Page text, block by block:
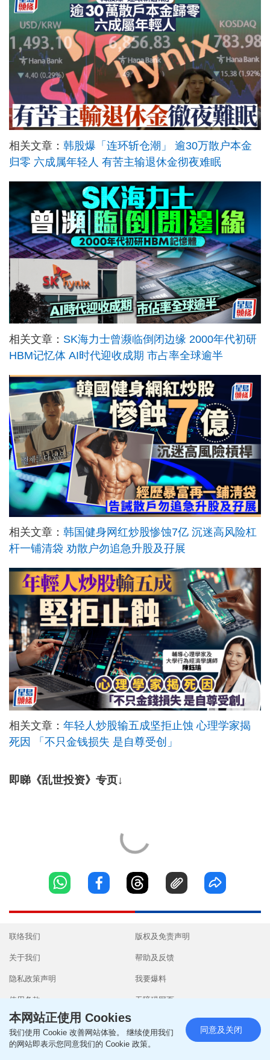
相关文章： 韩股爆「连环斩仓潮」 逾30万散户本金
归零 六成属年轻人 有苦主输退休金彻夜难眠
相关文章： SK海力士曾濒临倒闭边缘 2000年代初研
HBM记忆体 AI时代迎收成期 市占率全球逾半
相关文章： 韩国健身网红炒股惨蚀7亿 沉迷高风险杠
杆一铺清袋 劝散户勿追急升股及孖展
相关文章： 年轻人炒股输五成坚拒止蚀 心理学家揭
死因 「不只金钱损失 是自尊受创」
即睇《乱世投资》专页↓
联络我们
关于我们
隐私政策声明
使用条款
版权及免责声明
帮助及反馈
我要爆料
无障碍网页
Copyright © 2026 SingTao Ltd.All rights reserved.
本网站正使用 Cookies
我们使用 Cookie 改善网站体验。 继续使用我们
的网站即表示您同意我们的 Cookie 政策。
同意及关闭